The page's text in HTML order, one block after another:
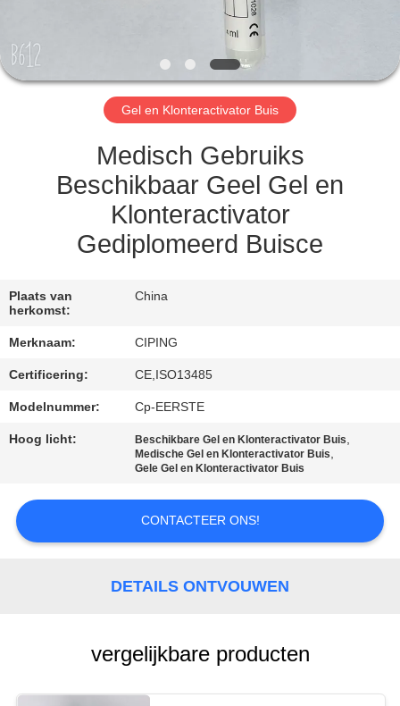
VERZOEK
CITAAT
SITEMAP
PRIVACY
POLICY
Gel en Klonteractivator Buis
Medisch Gebruiks
Beschikbaar Geel Gel en
Klonteractivator
Gediplomeerd Buisce
Plaats van
herkomst:
China
Merknaam: CIPING
Certificering: CE,ISO13485
Modelnummer: Cp-EERSTE
Hoog licht: Beschikbare Gel en Klonteractivator Buis,
Medische Gel en Klonteractivator Buis,
Gele Gel en Klonteractivator Buis
CONTACTEER ONS!
DETAILS ONTVOUWEN
vergelijkbare producten